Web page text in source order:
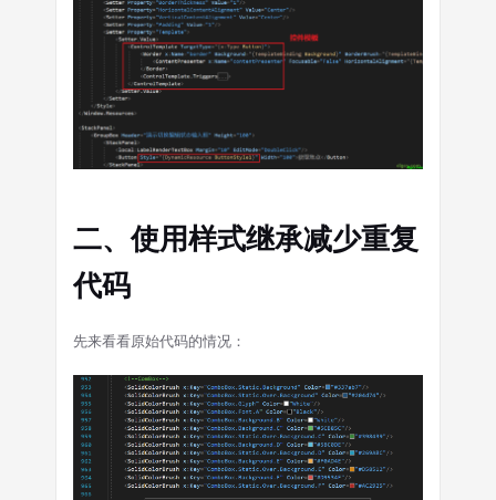
二、使用样式继承减少重复
代码
先来看看原始代码的情况：